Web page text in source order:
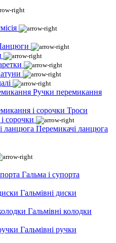
Ручки перемикання
Троси
сорочки
Перемикачі ланцюга
Гальма і супорта
Гальмівні диски
Гальмівні колодки
Гальмівні ручки